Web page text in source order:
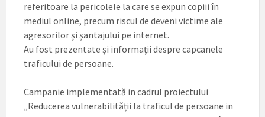
referitoare la pericolele la care se expun copiii în
mediul online, precum riscul de deveni victime ale
agresorilor și șantajului pe internet.
Au fost prezentate și informații despre capcanele
traficului de persoane.
Campanie implementată in cadrul proiectului
„Reducerea vulnerabilității la traficul de persoane in